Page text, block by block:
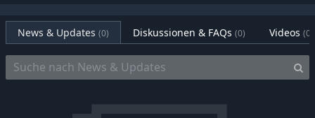
News & Updates (0) Diskussionen & FAQs (0) Videos (0)